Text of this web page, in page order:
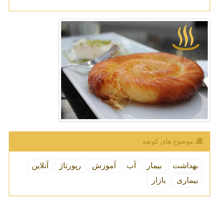
موضوع های كونفه
بهداشت بیمار آب آموزش رپورتاژ
آنلاین
بیماری
بازار